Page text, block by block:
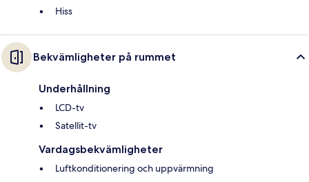
Hiss
Bekvämligheter på rummet
Underhållning
LCD-tv
Satellit-tv
Vardagsbekvämligheter
Luftkonditionering och uppvärmning